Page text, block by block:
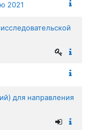
2021
для направления